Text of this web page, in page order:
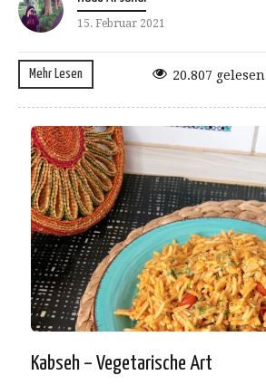
15. Februar 2021
Mehr Lesen 20.807 gelesen
Kabseh – Vegetarische Art